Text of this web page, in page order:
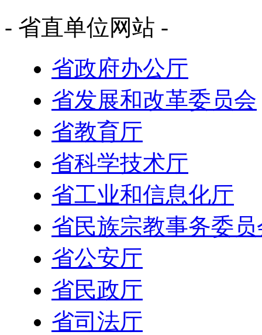
- 省直单位网站 -
省政府办公厅
省发展和改革委员会
省教育厅
省科学技术厅
省工业和信息化厅
省民族宗教事务委员
省公安厅
省民政厅
省司法厅